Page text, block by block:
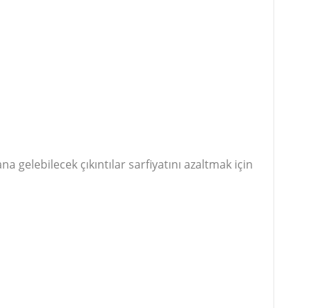
gelebilecek çıkıntılar sarfiyatını azaltmak için